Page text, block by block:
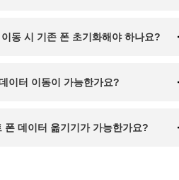
동 시 기존 폰 초기화해야 하나요?
이터 이동이 가능한가요?
폰 데이터 옮기기가 가능한가요?